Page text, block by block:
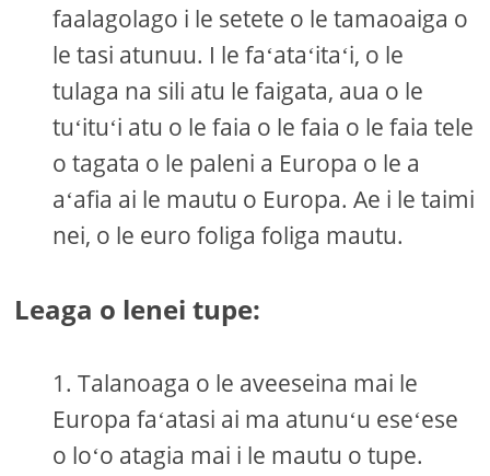
faalagolago i le setete o le tamaoaiga o
le tasi atunuu. I le faʻataʻitaʻi, o le
tulaga na sili atu le faigata, aua o le
tuʻituʻi atu o le faia o le faia o le faia tele
o tagata o le paleni a Europa o le a
aʻafia ai le mautu o Europa. Ae i le taimi
nei, o le euro foliga foliga mautu.
Leaga o lenei tupe:
Talanoaga o le aveeseina mai le
Europa faʻatasi ai ma atunuʻu eseʻese
o loʻo atagia mai i le mautu o tupe.